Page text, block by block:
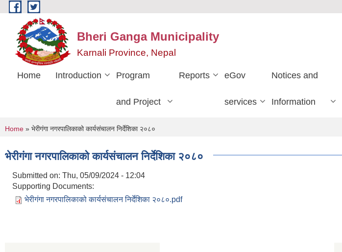
Skip to main content
Bheri Ganga Municipality
Karnali Province, Nepal
Home Introduction Program
and Project
Reports eGov
services
Notices and
Information
You are here
Home » भेरीगंगा नगरपालिकाको कार्यसंचालन निर्देशिका २०८०
भेरीगंगा नगरपालिकाको कार्यसंचालन निर्देशिका २०८०
Submitted on: Thu, 05/09/2024 - 12:04
Supporting Documents:
भेरीगंगा नगरपालिकाको कार्यसंचालन निर्देशिका २०८०.pdf